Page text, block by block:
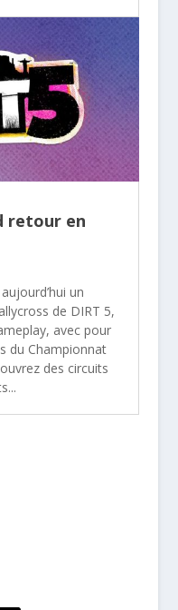
retour en
un
de DIRT 5,
avec pour
du Championnat
des circuits